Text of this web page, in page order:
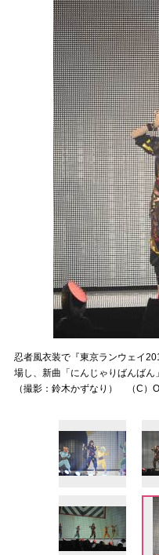
忍者風衣装で『東京ランウェイ
場し、新曲「にんじゃりばんば
（撮影：鈴木かずなり） （C）